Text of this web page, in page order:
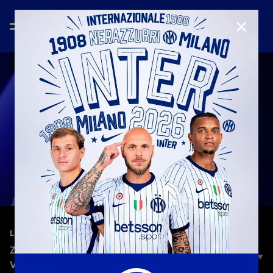
LEGENDS —27 ago 2025
ZANETTI 30: «QUEL GIORNO CONTRO IL
VICENZA...»